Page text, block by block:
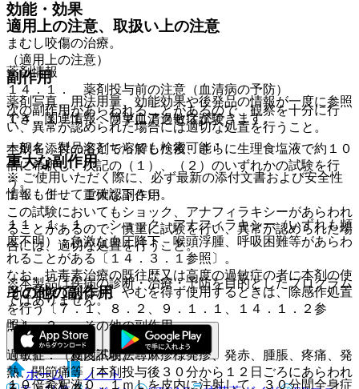
適用上の注意、取扱い上の注意
（適用上の注意）
１４．１． 薬剤投与前の注意（血清病の予防）
１４．１．１． ウマ血清過敏症試験
本剤を添付の溶剤で溶解した後、さらに生理食塩液で約１０
倍に希釈し、次記の（１）、（２）のいずれかの試験を行
う。
この試験においてもショック、アナフィラキシーがあらわれ
ることがあるので、慎重に試験を行い、異常が認められた場
合には、適切な処置を行うこと。
なお、抗毒素治療の既往歴又は高度の過敏症の者に本剤の使
用は危険であるが、やむを得ず使用するときは、除感作処置
を行う〔７．１、８．２、９．１．１、１４．１．２参
照〕。
（１）． 皮内試験法
１０倍希釈液０．１ｍＬを皮内に注射して、３０分間全身症
効能・効果
まむし咬傷の治療。
副作用
次の副作用があらわれることがあるので、観察を十分に行
い、異常が認められた場合には適切な処置を行うこと。
重大な副作用
１１．１． 重大な副作用
１１．１．１． ショック、アナフィラキシー（いずれも頻
度不明）：急激な血圧降下、喉頭浮腫、呼吸困難等があらわ
れることがある〔１４．３．１参照〕。
その他の副作用
１１．２． その他の副作用
過敏症：（頻度不明）蕁麻疹様発疹、発赤、腫脹、疼痛、発
熱、関節痛等［本剤投与後３０分から１２日ごろにあらわれ
薬剤情報
薬剤写真、用法用量、効能効果や後発品の情報が一度に参照
でき、関連情報へ簡単にアクセスができます。
一般名、製品名どちらでも検索可能！
※ ご使用いただく際に、必ず最新の添付文書および安全性
情報も併せてご確認下さい。
※本製品は疾病の診断・治療・予防を目的としたプログラム
ではありません。
ホーム
ノート